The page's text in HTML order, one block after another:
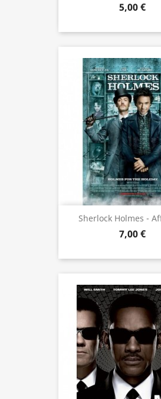
5,00 €
Sherlock Holmes -
7,00 €